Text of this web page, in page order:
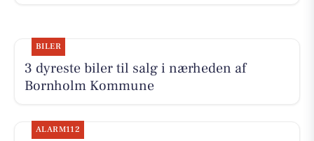
BILER
3 dyreste biler til salg i nærheden af
Bornholm Kommune
ALARM112